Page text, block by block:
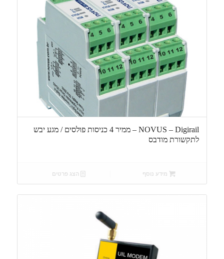
NOVUS – Digirail – ממיר 4 כניסות פולסים / מגע יבש
לתקשורת מודבס
מידע נוסף הצג פרטים